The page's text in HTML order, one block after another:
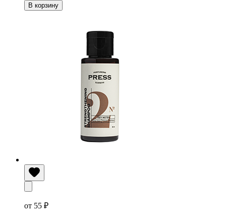
В корзину
от 55 ₽